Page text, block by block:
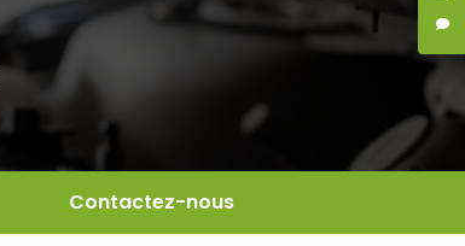
Contactez-nous